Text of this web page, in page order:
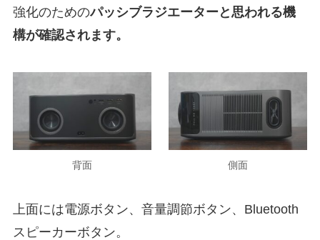
強化のためのパッシブラジエーターと思われる機
構が確認されます。
背面 側面
上面には電源ボタン、音量調節ボタン、Bluetooth
スピーカーボタン。